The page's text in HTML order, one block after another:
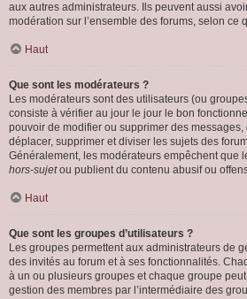
aux autres administrateurs. Ils peuvent aussi
modération sur l’ensemble des forums, selon ce
Haut
Que sont les modérateurs ?
Les modérateurs sont des utilisateurs (ou
consiste à vérifier au jour le jour le bon
pouvoir de modifier ou supprimer des
déplacer, supprimer et diviser les sujets des
Généralement, les modérateurs empêchent que
hors-sujetou publient du contenu abusif ou
Haut
Que sont les groupes d’utilisateurs ?
Les groupes permettent aux administrateurs de
des invités au forum et à ses fonctionnalités.
à un ou plusieurs groupes et chaque groupe
gestion des membres par l’intermédiaire des